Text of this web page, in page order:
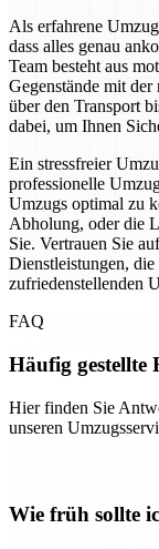
Als erfahrene
dass alles genau
Team besteht aus
Gegenstände mit
über den Transport
dabei, um Ihnen
Ein stressfreier
professionelle
Umzugs optimal zu
Abholung, oder die
Sie. Vertrauen Sie
Dienstleistungen,
zufriedenstellenden
FAQ
Häufig gestellte
Hier finden Sie
unseren
Wie früh sollte